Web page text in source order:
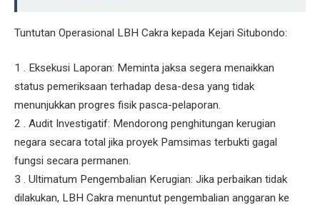
​Tuntutan Operasional LBH Cakra kepada Kejari Situbondo:
1 . ​Eksekusi Laporan: Meminta jaksa segera menaikkan
status pemeriksaan terhadap desa-desa yang tidak
menunjukkan progres fisik pasca-pelaporan.
2 . ​Audit Investigatif: Mendorong penghitungan kerugian
negara secara total jika proyek Pamsimas terbukti gagal
fungsi secara permanen.
3 . ​Ultimatum Pengembalian Kerugian: Jika perbaikan tidak
dilakukan, LBH Cakra menuntut pengembalian anggaran ke